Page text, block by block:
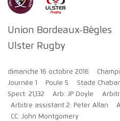
Union Bordeaux-Bègles
Ulster Rugby
dimanche 16 octobre 2016
Journée 1
Poule 5
Stade
Spect: 21,132
Arb: JP Doyle
Arbitre assistant 2: Peter Allan
CC: John Montgomery